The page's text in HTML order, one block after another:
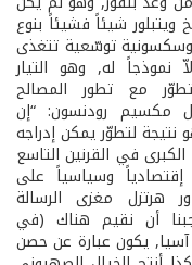
شيئاً فشيئاً بنوع
توسّعية تتغذى
نموذجاً له, وهو التيار
مع تطور المصالح
مكسيم رودنسون: “إن
لتطوّر يمكن إدراجه
في القرنين التاسع
وسياسياً على
هرتزل مغزى الرسالة
أن نقيم هناك (في
يكون عبارة عن حصن